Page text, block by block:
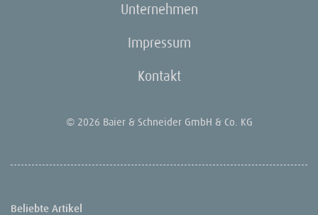
Unternehmen
Impressum
Kontakt
© 2026 Baier & Schneider GmbH & Co. KG
Beliebte Artikel